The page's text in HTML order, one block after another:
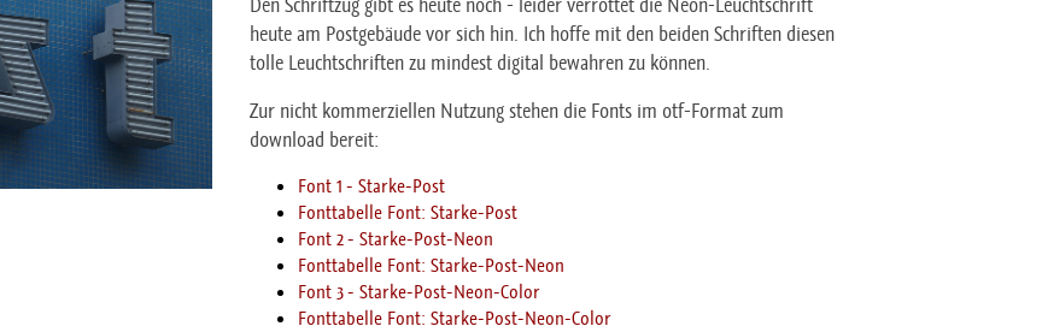
heute am Postgebäude vor sich hin. Ich hoffe mit den beiden Schriften diesen
tolle Leuchtschriften zu mindest digital bewahren zu können.
Zur nicht kommerziellen Nutzung stehen die Fonts im otf-Format zum
download bereit:
Font 1 - Starke-Post
Fonttabelle Font: Starke-Post
Font 2 - Starke-Post-Neon
Fonttabelle Font: Starke-Post-Neon
Font 3 - Starke-Post-Neon-Color
Fonttabelle Font: Starke-Post-Neon-Color